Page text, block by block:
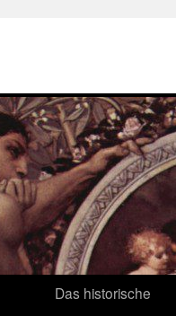
Das historische